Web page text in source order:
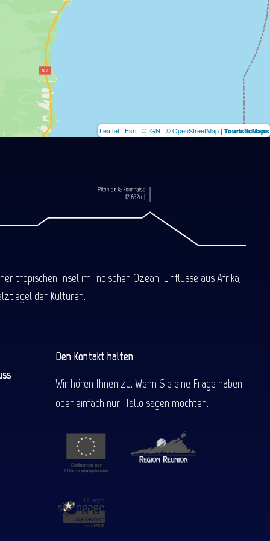
Leaflet | Esri | © IGN | © OpenStreetMap | TouristicMaps
tropischen Insel im Indischen Ozean. Einflüsse aus Afrika,
der Kulturen.
Den Kontakt halten
Wir hören Ihnen zu. Wenn Sie eine Frage haben
oder einfach nur Hallo sagen möchten.